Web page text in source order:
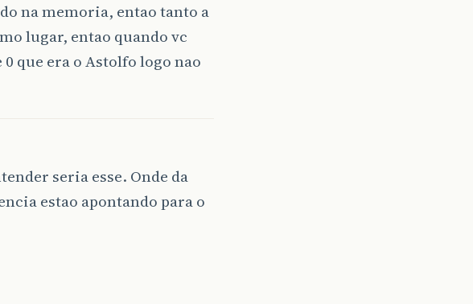
na memoria, entao tanto a
lugar, entao quando vc
que era o Astolfo logo nao
seria esse. Onde da
estao apontando para o